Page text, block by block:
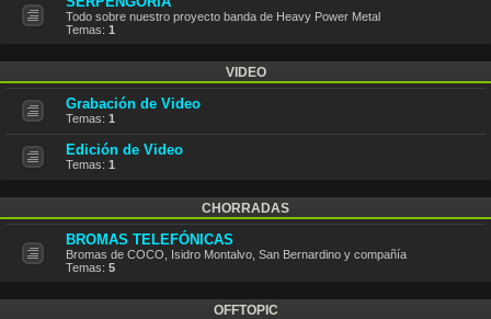
Todo sobre nuestro proyecto banda de Heavy Power Metal
Temas: 1
VIDEO
Grabación de Video
Temas: 1
Edición de Video
Temas: 1
CHORRADAS
BROMAS TELEFÓNICAS
Bromas de COCO, Isidro Montalvo, San Bernardino y compañía
Temas: 5
OFFTOPIC